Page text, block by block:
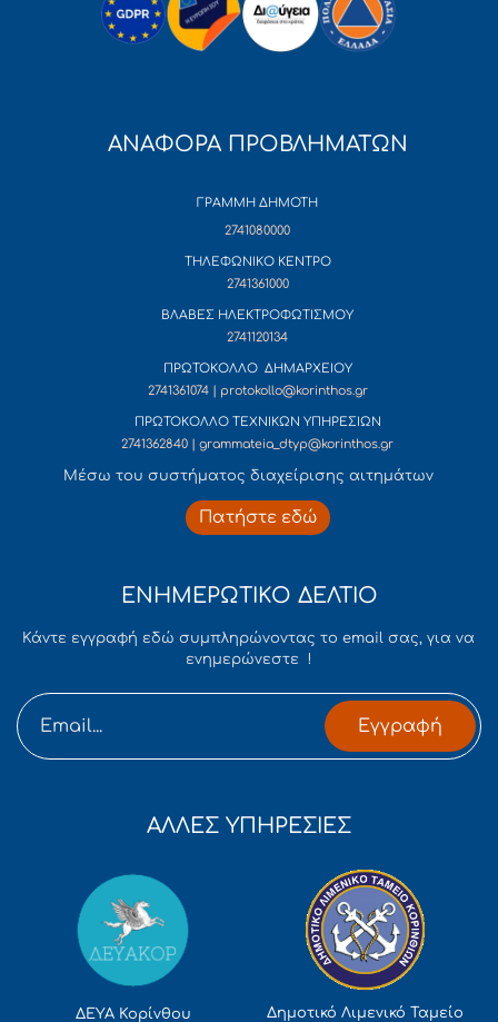
ΑΝΑΦΟΡΑ ΠΡΟΒΛΗΜΑΤΩΝ
ΓΡΑΜΜΗ ΔΗΜΟΤΗ
2741080000
ΤΗΛΕΦΩΝΙΚΟ ΚΕΝΤΡΟ
2741361000
ΒΛΑΒΕΣ ΗΛΕΚΤΡΟΦΩΤΙΣΜΟΥ
2741120134
ΠΡΩΤΟΚΟΛΛΟ ΔΗΜΑΡΧΕΙΟΥ
2741361074 | protokollo@korinthos.gr
ΠΡΩΤΟΚΟΛΛΟ ΤΕΧΝΙΚΩΝ ΥΠΗΡΕΣΙΩΝ
2741362840 | grammateia_dtyp@korinthos.gr
Mέσω του συστήματος διαχείρισης αιτημάτων
Πατήστε εδώ
ΕΝΗΜΕΡΩΤΙΚΟ ΔΕΛΤΙΟ
Κάντε εγγραφή εδώ συμπληρώνοντας το email σας, για να
ενημερώνεστε !
Εγγραφή
ΑΛΛΕΣ ΥΠΗΡΕΣΙΕΣ
ΔΕΥΑ Κορίνθου Δημοτικό Λιμενικό Ταμείο